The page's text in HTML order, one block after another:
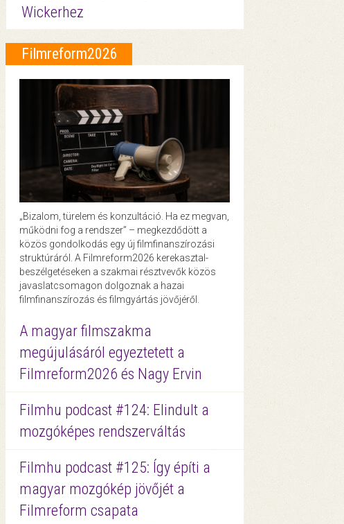
Wickerhez
Filmreform2026
„Bizalom, türelem és konzultáció. Ha ez megvan,
működni fog a rendszer” – megkezdődött a
közös gondolkodás egy új filmfinanszírozási
struktúráról. A Filmreform2026 kerekasztal-
beszélgetéseken a szakmai résztvevők közös
javaslatcsomagon dolgoznak a hazai
filmfinanszírozás és filmgyártás jövőjéről.
A magyar filmszakma
megújulásáról egyeztetett a
Filmreform2026 és Nagy Ervin
Filmhu podcast #124: Elindult a
mozgóképes rendszerváltás
Filmhu podcast #125: Így építi a
magyar mozgókép jövőjét a
Filmreform csapata